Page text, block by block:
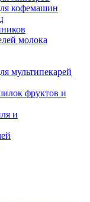
кофемашин
молока
мультипекарей
фруктов и
и